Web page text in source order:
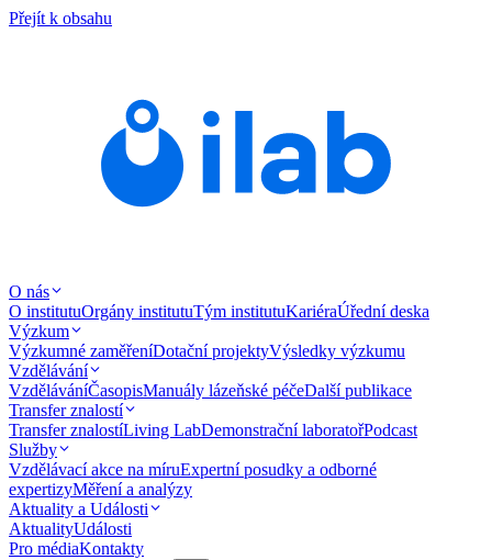
Přejít k obsahu
O nás
O institutuOrgány institutuTým institutuKariéraÚřední deska
Výzkum
Výzkumné zaměřeníDotační projektyVýsledky výzkumu
Vzdělávání
VzděláváníČasopisManuály lázeňské péčeDalší publikace
Transfer znalostí
Transfer znalostíLiving LabDemonstrační laboratořPodcast
Služby
Vzdělávací akce na míruExpertní posudky a odborné
expertizyMěření a analýzy
Aktuality a Události
AktualityUdálosti
Pro médiaKontakty